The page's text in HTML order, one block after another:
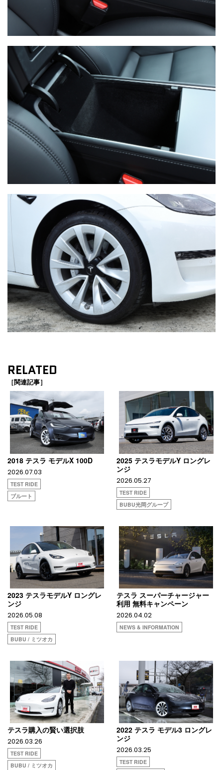
RELATED
［関連記事］
2018 テスラ モデルX 100D
2026.07.03
TEST RIDE
ブルート
2025 テスラモデルY ロングレ
ンジ
2026.05.27
TEST RIDE
BUBU光岡グループ
2023 テスラモデルY ロングレ
ンジ
2026.05.08
TEST RIDE
BUBU / ミツオカ
テスラ スーパーチャージャー
利用 無料キャンペーン
2026.04.02
NEWS & INFORMATION
テスラ購入の賢い選択肢
2026.03.26
TEST RIDE
BUBU / ミツオカ
2022 テスラ モデル3 ロングレ
ンジ
2026.03.25
TEST RIDE